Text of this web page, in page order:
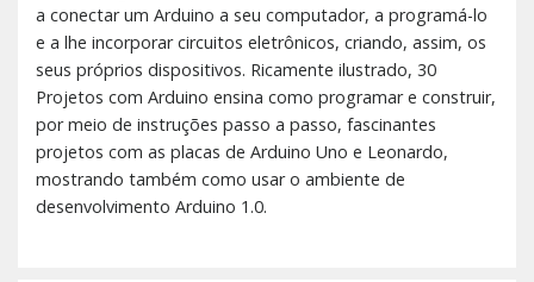
a conectar um Arduino a seu computador, a programá-lo
e a lhe incorporar circuitos eletrônicos, criando, assim, os
seus próprios dispositivos. Ricamente ilustrado, 30
Projetos com Arduino ensina como programar e construir,
por meio de instruções passo a passo, fascinantes
projetos com as placas de Arduino Uno e Leonardo,
mostrando também como usar o ambiente de
desenvolvimento Arduino 1.0.